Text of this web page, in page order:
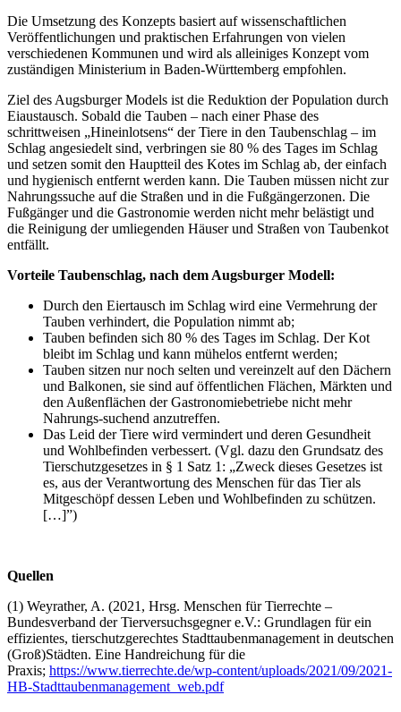
Die Umsetzung des Konzepts basiert auf wissenschaftlichen
Veröffentlichungen und praktischen Erfahrungen von vielen
verschiedenen Kommunen und wird als alleiniges Konzept vom
zuständigen Ministerium in Baden-Württemberg empfohlen.
Ziel des Augsburger Models ist die Reduktion der Population durch
Eiaustausch. Sobald die Tauben – nach einer Phase des
schrittweisen „Hineinlotsens“ der Tiere in den Taubenschlag – im
Schlag angesiedelt sind, verbringen sie 80 % des Tages im Schlag
und setzen somit den Hauptteil des Kotes im Schlag ab, der einfach
und hygienisch entfernt werden kann. Die Tauben müssen nicht zur
Nahrungssuche auf die Straßen und in die Fußgängerzonen. Die
Fußgänger und die Gastronomie werden nicht mehr belästigt und
die Reinigung der umliegenden Häuser und Straßen von Taubenkot
entfällt.
Vorteile Taubenschlag, nach dem Augsburger Modell:
Durch den Eiertausch im Schlag wird eine Vermehrung der
Tauben verhindert, die Population nimmt ab;
Tauben befinden sich 80 % des Tages im Schlag. Der Kot
bleibt im Schlag und kann mühelos entfernt werden;
Tauben sitzen nur noch selten und vereinzelt auf den Dächern
und Balkonen, sie sind auf öffentlichen Flächen, Märkten und
den Außenflächen der Gastronomiebetriebe nicht mehr
Nahrungs-suchend anzutreffen.
Das Leid der Tiere wird vermindert und deren Gesundheit
und Wohlbefinden verbessert. (Vgl. dazu den Grundsatz des
Tierschutzgesetzes in § 1 Satz 1: „Zweck dieses Gesetzes ist
es, aus der Verantwortung des Menschen für das Tier als
Mitgeschöpf dessen Leben und Wohlbefinden zu schützen.
[…]”)
Quellen
(1) Weyrather, A. (2021, Hrsg. Menschen für Tierrechte –
Bundesverband der Tierversuchsgegner e.V.: Grundlagen für ein
effizientes, tierschutzgerechtes Stadttaubenmanagement in deutschen
(Groß)Städten. Eine Handreichung für die
Praxis; https://www.tierrechte.de/wp-content/uploads/2021/09/2021-
HB-Stadttaubenmanagement_web.pdf